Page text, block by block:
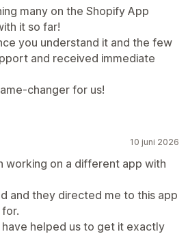
many on the Shopify App
it so far!
you understand it and the few
and received immediate
changer for us!
10 juni 2026
working on a different app with
and they directed me to this app
helped us to get it exactly